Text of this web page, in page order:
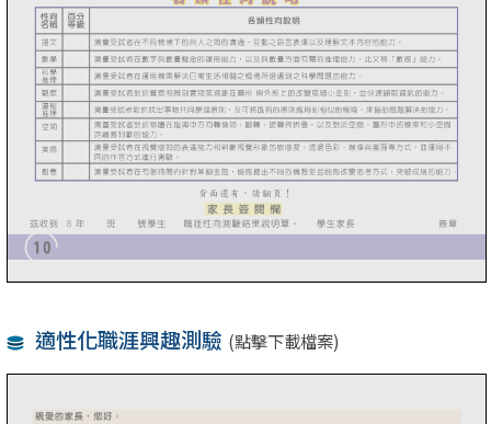
適性化職涯興趣測驗 (點擊下載檔案)